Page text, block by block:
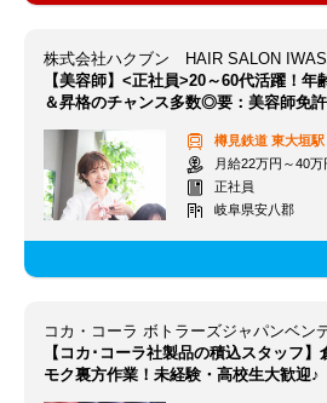
株式会社ハクブン HAIR SALON
【美容師】<正社員>20～60代活躍！年
＆昇格のチャンス多数◎要：美容師免許
樽見鉄道 東大垣駅
月給22万円～40
正社員
岐阜県安八郡
【コカ･コーラ社製品の積込スタッフ】
モク裏方作業！未経験・高校生大歓迎♪